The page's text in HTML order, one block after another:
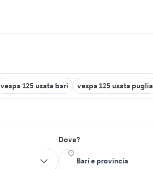
vespa 125 usata bari vespa 125 usata puglia
Dove?